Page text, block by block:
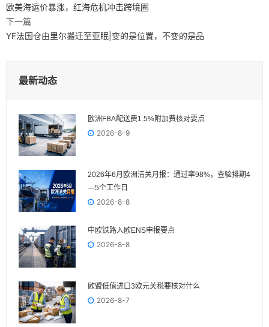
欧美海运价暴涨，红海危机冲击跨境圈
下一篇
YF法国仓由里尔搬迁至亚眠|变的是位置，不变的是品
最新动态
欧洲FBA配送费1.5%附加费核对要点
2026-8-9
2026年6月欧洲清关月报：通过率98%，查验排期4
—5个工作日
2026-8-8
中欧铁路入欧ENS申报要点
2026-8-8
欧盟低值进口3欧元关税要核对什么
2026-8-7